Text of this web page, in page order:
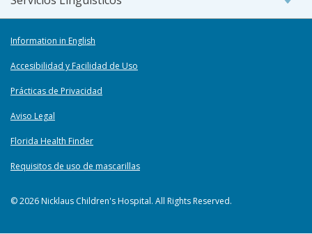
Information in English
Accesibilidad y Facilidad de Uso
Prácticas de Privacidad
Aviso Legal
Florida Health Finder
Requisitos de uso de mascarillas
© 2026 Nicklaus Children's Hospital. All Rights Reserved.